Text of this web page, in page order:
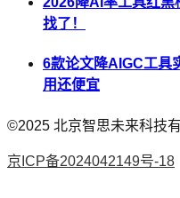
找了！
6款论文降AIGC工具
用还便宜
©2025 北京智思未来科技
京ICP备2024042149号-18